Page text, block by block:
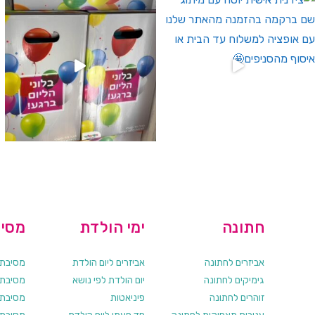
מסיבת
מסיבת
מסיבת
ימי הולדת
אביזרים ליום הולדת
יום הולדת לפי נושא
פיניאטות
חתונה
אביזרים לחתונה
גימיקים לחתונה
זוהרים לחתונה